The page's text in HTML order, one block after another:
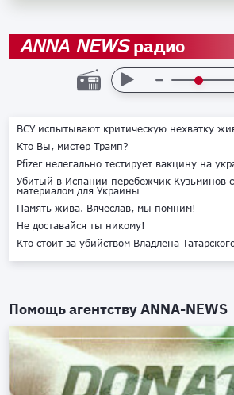
ANNA NEWSрадио
ВСУ испытывают критическую нехватку
Кто Вы, мистер Трамп?
Pfizer нелегально тестирует вакцину на
Убитый в Испании перебежчик Кузьминов
материалом для Украины
Память жива. Вячеслав, мы помним!
Не доставайся ты никому!
Кто стоит за убийством Владлена
Помощь агентствуANNA-NEWS